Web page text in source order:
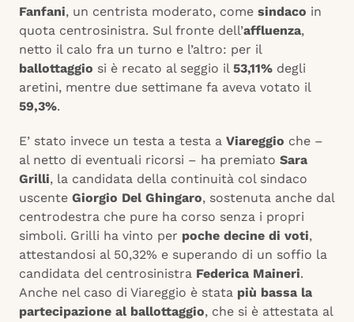
Fanfani, un centrista moderato, come sindaco in
quota centrosinistra. Sul fronte dell’affluenza,
netto il calo fra un turno e l’altro: per il
ballottaggio si è recato al seggio il 53,11% degli
aretini, mentre due settimane fa aveva votato il
59,3%.
E’ stato invece un testa a testa a Viareggio che –
al netto di eventuali ricorsi – ha premiato Sara
Grilli, la candidata della continuità col sindaco
uscente Giorgio Del Ghingaro, sostenuta anche dal
centrodestra che pure ha corso senza i propri
simboli. Grilli ha vinto per poche decine di voti,
attestandosi al 50,32% e superando di un soffio la
candidata del centrosinistra Federica Maineri.
Anche nel caso di Viareggio è stata più bassa la
partecipazione al ballottaggio, che si è attestata al